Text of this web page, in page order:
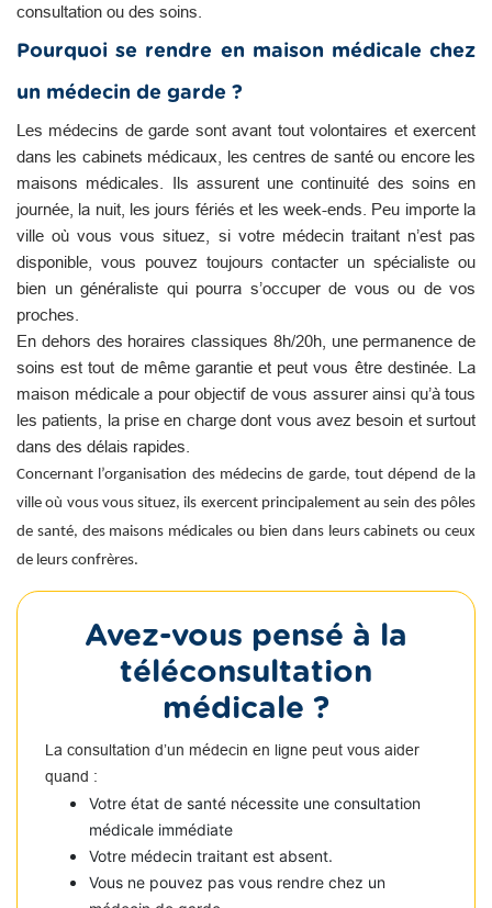
consultation ou des soins.
Pourquoi se rendre en maison médicale chez
un médecin de garde ?
Les médecins de garde sont avant tout volontaires et exercent
dans les cabinets médicaux, les centres de santé ou encore les
maisons médicales. Ils assurent une continuité des soins en
journée, la nuit, les jours fériés et les week-ends. Peu importe la
ville où vous vous situez, si votre médecin traitant n’est pas
disponible, vous pouvez toujours contacter un spécialiste ou
bien un généraliste qui pourra s’occuper de vous ou de vos
proches.
En dehors des horaires classiques 8h/20h, une permanence de
soins est tout de même garantie et peut vous être destinée. La
maison médicale a pour objectif de vous assurer ainsi qu’à tous
les patients, la prise en charge dont vous avez besoin et surtout
dans des délais rapides.
Concernant l’organisation des médecins de garde, tout dépend de la
ville où vous vous situez, ils exercent principalement au sein des pôles
de santé, des maisons médicales ou bien dans leurs cabinets ou ceux
de leurs confrères.
Avez-vous pensé à la
téléconsultation
médicale ?
La consultation d’un médecin en ligne peut vous aider
quand :
Votre état de santé nécessite une consultation
médicale immédiate
Votre médecin traitant est absent.
Vous ne pouvez pas vous rendre chez un